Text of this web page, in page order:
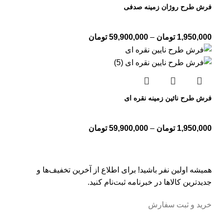
فرش طرح روژان زمینه صدفی
1,950,000 تومان –
59,900,000 تومان
فرش طرح نائین زمینه نقره ای
1,950,000 تومان –
59,900,000 تومان
همیشه اولین نفر باشید! برای اطلاع از آخرین تخفیف‌ها و
جدیدترین کالاها در خبرنامه ثبت‌نام کنید.
خرید و ثبت سفارش